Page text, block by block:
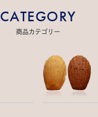
CATEGORY
商品カテゴリー